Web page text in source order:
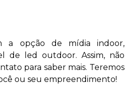
a opção de mídia indoor,
de led outdoor. Assim, não
para saber mais. Teremos
ou seu empreendimento!